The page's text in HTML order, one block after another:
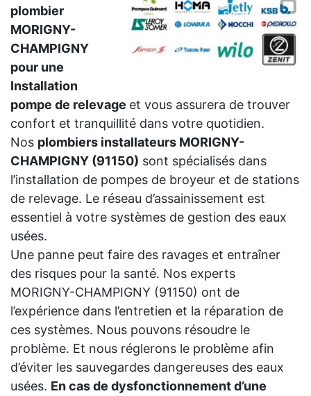
plombier
MORIGNY-
CHAMPIGNY
pour une
Installation
pompe de relevage et vous assurera de trouver
confort et tranquillité dans votre quotidien.
Nos plombiers installateurs MORIGNY-
CHAMPIGNY (91150) sont spécialisés dans
l’installation de pompes de broyeur et de stations
de relevage. Le réseau d’assainissement est
essentiel à votre systèmes de gestion des eaux
usées.
Une panne peut faire des ravages et entraîner
des risques pour la santé. Nos experts
MORIGNY-CHAMPIGNY (91150) ont de
l’expérience dans l’entretien et la réparation de
ces systèmes. Nous pouvons résoudre le
problème. Et nous réglerons le problème afin
d’éviter les sauvegardes dangereuses des eaux
usées. En cas de dysfonctionnement d’une